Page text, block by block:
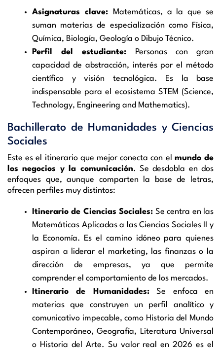
Asignaturas clave:
Matemáticas, a la que se
suman materias de especialización como Física,
Química, Biología, Geología o Dibujo Técnico.
Perfil del estudiante: Personas con gran
capacidad de abstracción, interés por el método
científico y visión tecnológica. Es la base
indispensable para el ecosistema STEM (Science,
Technology, Engineering and Mathematics).
Bachillerato de Humanidades y Ciencias
Sociales
Este es el itinerario que mejor conecta con el mundo de
los negocios y la comunicación. Se desdobla en dos
enfoques que, aunque comparten la base de letras,
ofrecen perfiles muy distintos:
Itinerario de Ciencias Sociales: Se centra en las
Matemáticas Aplicadas a las Ciencias Sociales II y
la Economía. Es el camino idóneo para quienes
aspiran a liderar el marketing, las finanzas o la
dirección de empresas, ya que permite
comprender el comportamiento de los mercados.
Itinerario de Humanidades:Se enfoca en
materias que construyen un perfil analítico y
comunicativo impecable, como Historia del Mundo
Contemporáneo, Geografía, Literatura Universal
o Historia del Arte. Su valor real en 2026 es el